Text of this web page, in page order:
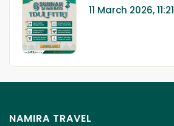
11 March 2026, 11:21
NAMIRA TRAVEL